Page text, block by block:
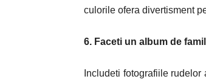
culorile ofera divertisment
6. Faceti un album de
Includeti fotografiile